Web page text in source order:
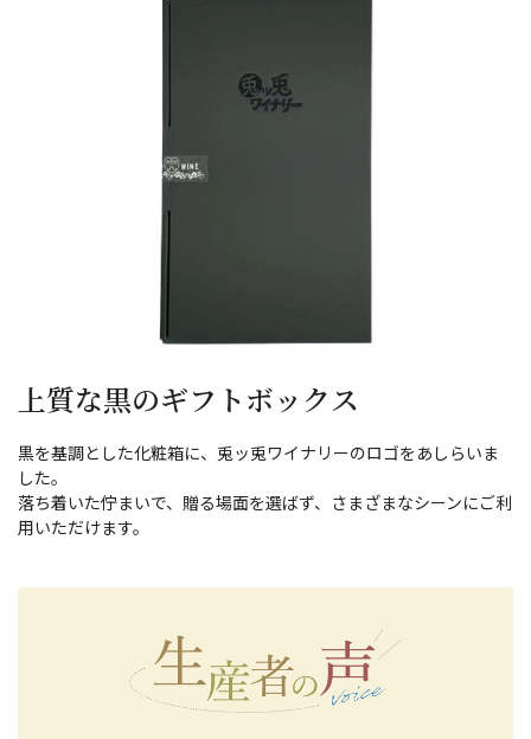
上質な黒のギフトボックス
黒を基調とした化粧箱に、兎ッ兎ワイナリーのロゴをあしらいま
した。
落ち着いた佇まいで、贈る場面を選ばず、さまざまなシーンにご利
用いただけます。